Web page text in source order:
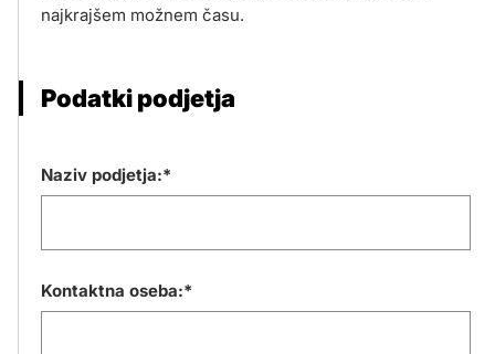
najkrajšem možnem času.
Podatki podjetja
Naziv podjetja:*
Kontaktna oseba:*